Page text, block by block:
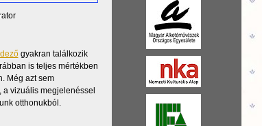
gyakran találkozik
is teljes mértékben
Még azt sem
vizuális megjelenéssel
otthonukból.